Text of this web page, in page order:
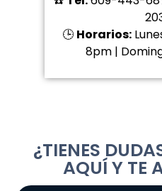
🕒 Horarios:
8pm |
¿TIENES
AQUÍ Y TE